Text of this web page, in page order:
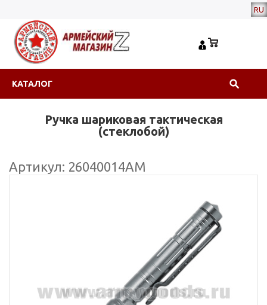
RU
КАТАЛОГ
Ручка шариковая тактическая
(стеклобой)
Артикул: 26040014АМ